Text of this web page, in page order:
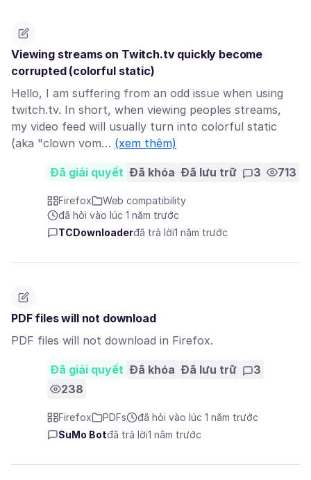
Viewing streams on Twitch.tv quickly become
corrupted (colorful static)
Hello, I am suffering from an odd issue when using
twitch.tv. In short, when viewing peoples streams,
my video feed will usually turn into colorful static
(aka "clown vom… (xem thêm)
Đã giải quyết Đã khóa Đã lưu trữ 3 713
Firefox
Web compatibility
đã hỏi vào lúc 1 năm trước
TCDownloaderđã trả lời1 năm trước
PDF files will not download
PDF files will not download in Firefox.
Đã giải quyết Đã khóa Đã lưu trữ
3
238
Firefox PDFs
đã hỏi vào lúc 1 năm trước
SuMo Botđã trả lời1 năm trước